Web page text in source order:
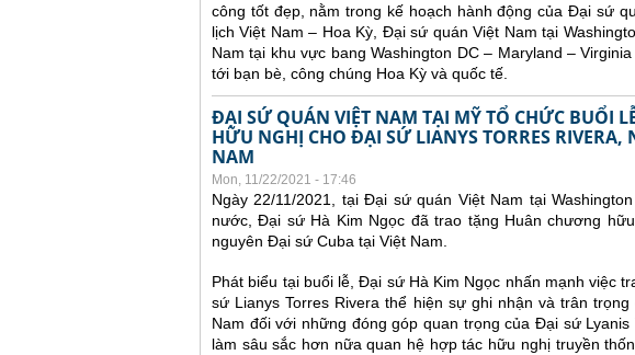
công tốt đẹp, nằm trong kế hoạch hành động của Đại sứ
lịch Việt Nam – Hoa Kỳ, Đại sứ quán Việt Nam tại
Nam tại khu vực bang Washington DC – Maryland –
tới bạn bè, công chúng Hoa Kỳ và quốc tế.
ĐẠI SỨ QUÁN VIỆT NAM TẠI MỸ TỔ CHỨC BUỔI
HỮU NGHỊ CHO ĐẠI SỨ LIANYS TORRES RIVERA,
NAM
Mon, 11/22/2021 - 17:46
Ngày 22/11/2021, tại Đại sứ quán Việt Nam tại
nước, Đại sứ Hà Kim Ngọc đã trao tặng Huân chương
nguyên Đại sứ Cuba tại Việt Nam.
Phát biểu tại buổi lễ, Đại sứ Hà Kim Ngọc nhấn mạnh việc
sứ Lianys Torres Rivera thể hiện sự ghi nhận và trân
Nam đối với những đóng góp quan trọng của Đại sứ
làm sâu sắc hơn nữa quan hệ hợp tác hữu nghị truyền